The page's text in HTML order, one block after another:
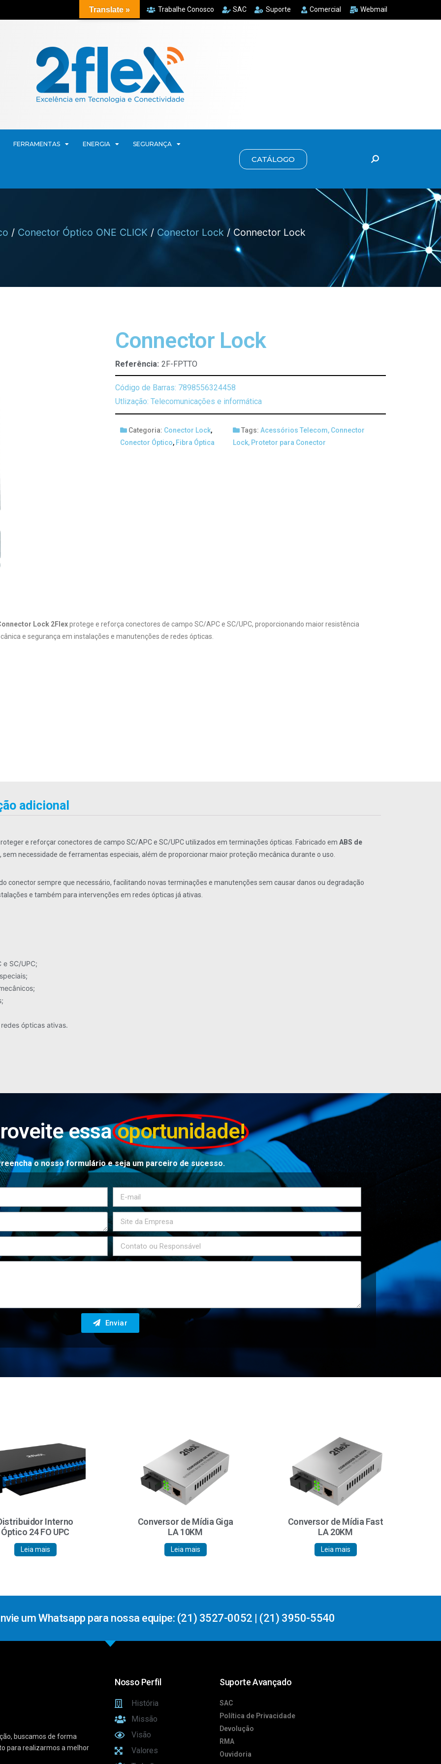
Trabalhe Conosco SAC Suporte Comercial Webmail
FERRAMENTAS ENERGIA SEGURANÇA
CATÁLOGO
/ Conector Óptico ONE CLICK / Conector Lock / Connector Lock
Connector Lock
Referência: 2F-FPTTO
Código de Barras: 7898556324458
Utlização: Telecomunicações e informática
Categoria: Conector Lock,
Conector Óptico, Fibra Óptica
Tags: Acessórios Telecom, Connector
Lock, Protetor para Conector
Lock 2Flexprotege e reforça conectores de campo SC/APC e SC/UPC, proporcionando maior resistência
e segurança em instalações e manutenções de redes ópticas.
adicional
e reforçar conectores de campo SC/APC e SC/UPC utilizados em terminações ópticas. Fabricado em ABS de
necessidade de ferramentas especiais, além de proporcionar maior proteção mecânica durante o uso.
conector sempre que necessário, facilitando novas terminações e manutenções sem causar danos ou degradação
e também para intervenções em redes ópticas já ativas.
SC/UPC;
ópticas ativas.
essa oportunidade!
o nosso formulário e seja um parceiro de sucesso.
Enviar
Interno
Óptico 24 FO UPC
Leia mais
Conversor de Mídia Giga
LA 10KM
Leia mais
Conversor de Mídia Fast
LA 20KM
Leia mais
um Whatsapp para nossa equipe: (21) 3527-0052 | (21) 3950-5540
buscamos de forma
para realizarmos a melhor
Nosso Perfil
História
Missão
Visão
Valores
Suporte Avançado
SAC
Política de Privacidade
Devolução
RMA
Ouvidoria
Translate »